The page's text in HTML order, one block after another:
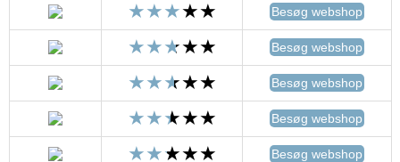
Besøg webshop
Besøg webshop
Besøg webshop
Besøg webshop
Besøg webshop